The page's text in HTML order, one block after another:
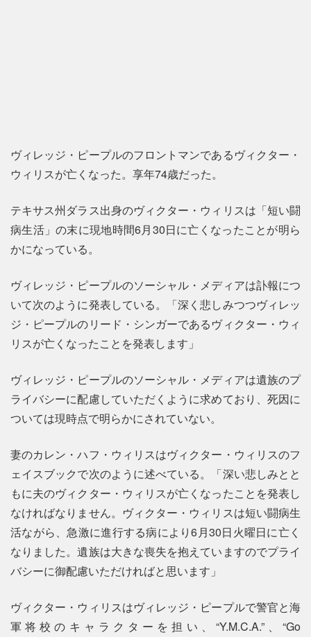
ヴィレッジ・ピープルのフロントマンであるヴィクター・
ウィリスが亡くなった。享年74歳だった。
テキサス州ダラス出身のヴィクター・ウィリスは「短い闘
病生活」の末に現地時間6月30日に亡くなったことが明ら
かになっている。
ヴィレッジ・ピープルのソーシャル・メディアは訃報につ
いて次のように発表している。「深く悲しみつつヴィレッ
ジ・ピープルのリード・シンガーであるヴィクター・ウィ
リスが亡くなったことを発表します」
ヴィレッジ・ピープルのソーシャル・メディアは遺族のプ
ライバシーに配慮していただくように求めており、死因に
ついては現時点で明らかにされていない。
妻のカレン・ハフ・ウィリスはヴィクター・ウィリスのフ
ェイスブックで次のように述べている。「深い悲しみとと
もに夫のヴィクター・ウィリスが亡くなったことを発表し
なければなりません。ヴィクター・ウィリスは短い闘病生
活ながら、急激に進行する病により6月30日火曜日に亡く
なりました。遺族は大きな喪失を抱えていますのでプライ
バシーに御配慮いただければと思います」
ヴィクター・ウィリスはヴィレッジ・ピープルで警官と海
軍将校のキャラクターを担い、“Y.M.C.A.”、“Go